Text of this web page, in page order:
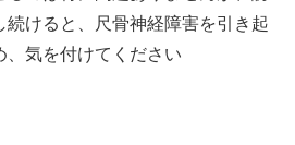
続けると、尺骨神経障害を引き起
、気を付けてください